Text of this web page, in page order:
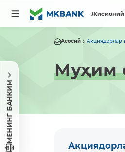
Жисмоний
МЕНИНГ БАНКИМ
Асосий Акциядорлар
Муҳим